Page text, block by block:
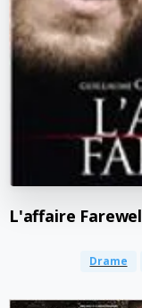
L'affaire
Drame